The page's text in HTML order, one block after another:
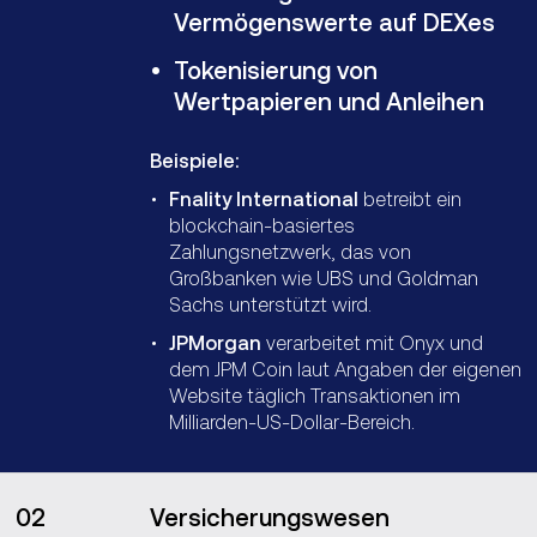
Vermögenswerte auf DEXes
Tokenisierung von
Wertpapieren und Anleihen
Beispiele:
Fnality International betreibt ein
blockchain‑basiertes
Zahlungsnetzwerk, das von
Großbanken wie UBS und Goldman
Sachs unterstützt wird.
JPMorgan verarbeitet mit Onyx und
dem JPM Coin laut Angaben der eigenen
Website täglich Transaktionen im
Milliarden‑US‑Dollar‑Bereich.
02 Versicherungswesen